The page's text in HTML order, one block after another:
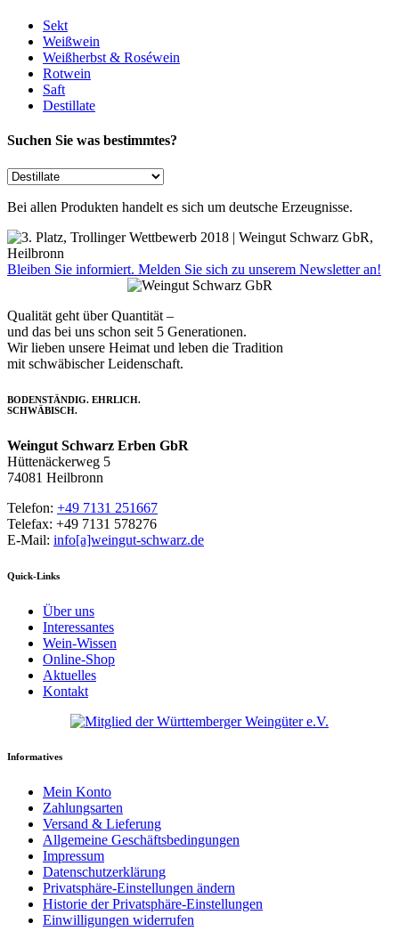
Sekt
Weißwein
Weißherbst & Roséwein
Rotwein
Saft
Destillate
Suchen Sie was bestimmtes?
Bei allen Produkten handelt es sich um deutsche Erzeugnisse.
Bleiben Sie informiert. Melden Sie sich zu unserem Newsletter an!
Qualität geht über Quantität –
und das bei uns schon seit 5 Generationen.
Wir lieben unsere Heimat und leben die Tradition
mit schwäbischer Leidenschaft.
BODENSTÄNDIG. EHRLICH.
SCHWÄBISCH.
Weingut Schwarz Erben GbR
Hüttenäckerweg 5
74081 Heilbronn
Telefon: +49 7131 251667
Telefax: +49 7131 578276
E-Mail: info[a]weingut-schwarz.de
Quick-Links
Über uns
Interessantes
Wein-Wissen
Online-Shop
Aktuelles
Kontakt
Informatives
Mein Konto
Zahlungsarten
Versand & Lieferung
Allgemeine Geschäftsbedingungen
Impressum
Datenschutzerklärung
Privatsphäre-Einstellungen ändern
Historie der Privatsphäre-Einstellungen
Einwilligungen widerrufen